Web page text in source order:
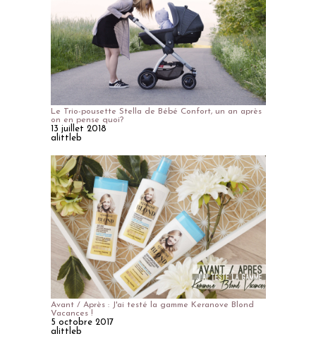
Le Trio-pousette Stella de Bébé Confort, un an après
on en pense quoi?
13 juillet 2018
alittleb
Avant / Après : J'ai testé la gamme Keranove Blond
Vacances !
5 octobre 2017
alittleb